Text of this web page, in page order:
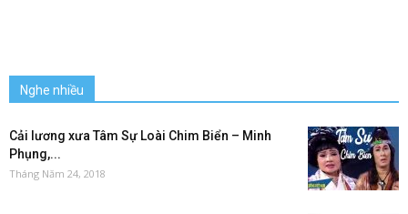
Nghe nhiều
Cải lương xưa Tâm Sự Loài Chim Biển – Minh
Phụng,...
Tháng Năm 24, 2018